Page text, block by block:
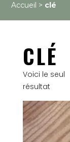
Accueil > clé
CLÉ
Voici le seul
résultat